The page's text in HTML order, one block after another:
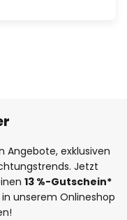
Angebote, exklusiven
Jetzt
13 %-Gutschein*
unserem Onlineshop